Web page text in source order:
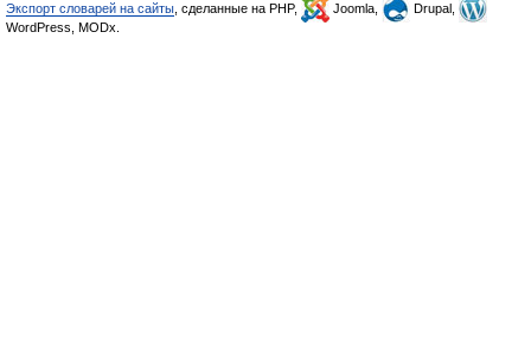
Экспорт словарей на сайты , сделанные на PHP, Joomla,
Drupal,
WordPress, MODx.